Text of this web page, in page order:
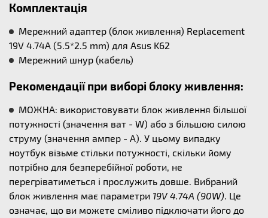
Комплектація
Мережний адаптер (блок живлення) Replacement
19V 4.74A (5.5*2.5 mm) для Asus K62
Мережний шнур (кабель)
Рекомендації при виборі блоку живлення:
МОЖНА: використовувати блок живлення більшої
потужності (значення ват - W) або з більшою силою
струму (значення ампер - А). У цьому випадку
ноутбук візьме стільки потужності, скільки йому
потрібно для безперебійної роботи, не
перегріватиметься і прослужить довше. Вибраний
блок живлення має параметри 19V 4.74A (90W). Це
означає, що ви можете сміливо підключати його до